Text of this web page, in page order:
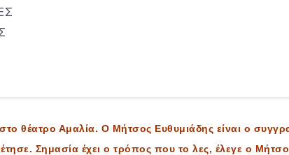
θέατρο Αμαλία. Ο Μήτσος Ευθυμιάδης είναι ο
Σημασία έχει ο τρόπος που το λες, έλεγε ο